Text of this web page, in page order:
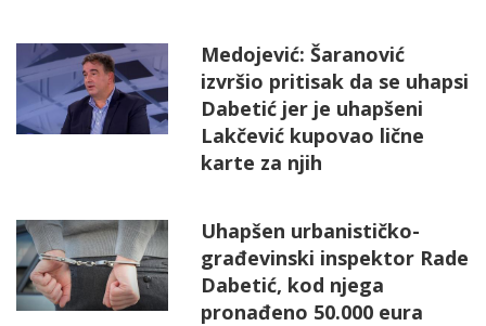
Medojević: Šaranović
izvršio pritisak da se uhapsi
Dabetić jer je uhapšeni
Lakčević kupovao lične
karte za njih
Uhapšen urbanističko-
građevinski inspektor Rade
Dabetić, kod njega
pronađeno 50.000 eura